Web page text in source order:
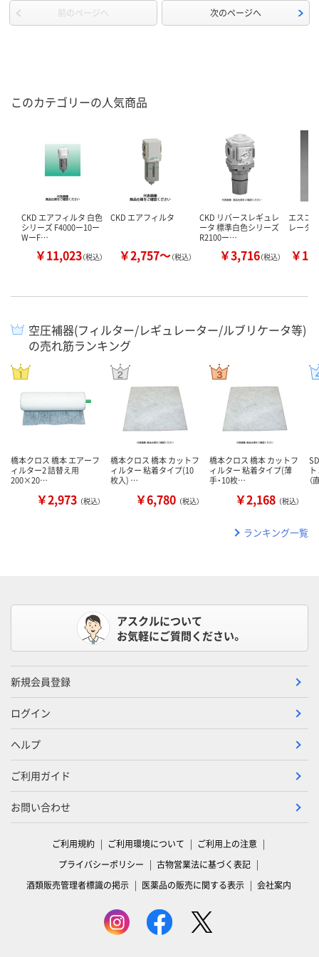
前のページへ 次のページへ
このカテゴリーの人気商品
CKD エアフィルタ 白色
シリーズ F4000ー10ー
WーF…
￥11,023（税込）
CKD エアフィルタ
￥2,757～（税込）
CKD リバースレギュレ
ータ 標準白色シリーズ
R2100ー…
￥3,716（税込）
エスコ
レータ
￥
空圧補器(フィルター/レギュレーター/ルブリケータ等)
の売れ筋ランキング
橋本クロス 橋本 エアーフ
ィルター2 詰替え用
200×20…
￥2,973 （税込）
橋本クロス 橋本 カットフ
ィルター 粘着タイプ(10
枚入) …
￥6,780 （税込）
橋本クロス 橋本 カットフ
ィルター 粘着タイプ(薄
手・10枚…
￥2,168 （税込）
ランキング一覧
アスクルについて
お気軽にご質問ください。
新規会員登録
ログイン
ヘルプ
ご利用ガイド
お問い合わせ
ご利用規約 ご利用環境について
ご利用上の注意
プライバシーポリシー
古物営業法に基づく表記
酒類販売管理者標識の掲示
医薬品の販売に関する表示 会社案内